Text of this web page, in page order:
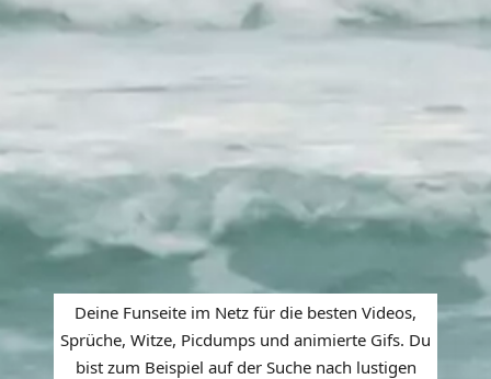
Deine Funseite im Netz für die besten Videos,
Sprüche, Witze, Picdumps und animierte Gifs. Du
bist zum Beispiel auf der Suche nach lustigen